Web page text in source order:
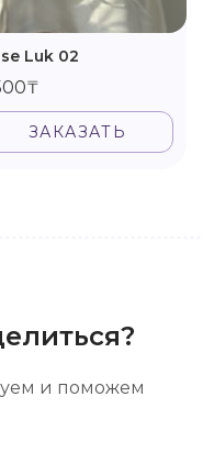
Luk 02
ЗАКАЗАТЬ
и поможем